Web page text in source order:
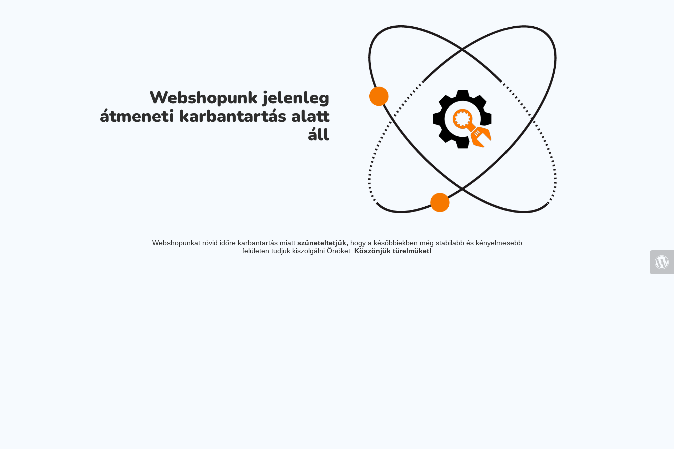
Webshopunk jelenleg
átmeneti karbantartás alatt
áll
Webshopunkat rövid időre karbantartás miatt szüneteltetjük, hogy a későbbiekben még stabilabb és kényelmesebb
felületen tudjuk kiszolgálni Önöket. Köszönjük türelmüket!